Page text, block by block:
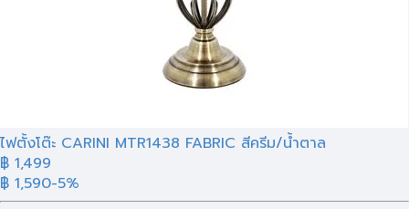
ไฟตั้งโต๊ะ CARINI MTR1438 FABRIC สีครีม/น้ำตาล
฿ 1,499
฿ 1,590-5%